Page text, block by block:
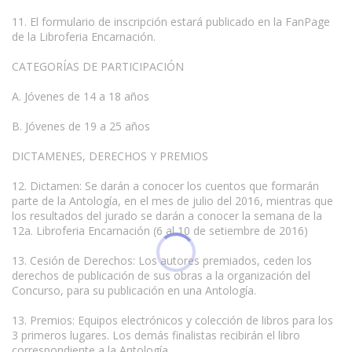
11. El formulario de inscripción estará publicado en la FanPage
de la Libroferia Encarnación.
CATEGORÍAS DE PARTICIPACIÓN
A. Jóvenes de 14 a 18 años
B. Jóvenes de 19 a 25 años
DICTAMENES, DERECHOS Y PREMIOS
12. Dictamen: Se darán a conocer los cuentos que formarán
parte de la Antología, en el mes de julio del 2016, mientras que
los resultados del jurado se darán a conocer la semana de la
12a. Libroferia Encarnación (6 al 10 de setiembre de 2016)
13. Cesión de Derechos: Los autores premiados, ceden los
derechos de publicación de sus obras a la organización del
Concurso, para su publicación en una Antología.
13. Premios: Equipos electrónicos y colección de libros para los
3 primeros lugares. Los demás finalistas recibirán el libro